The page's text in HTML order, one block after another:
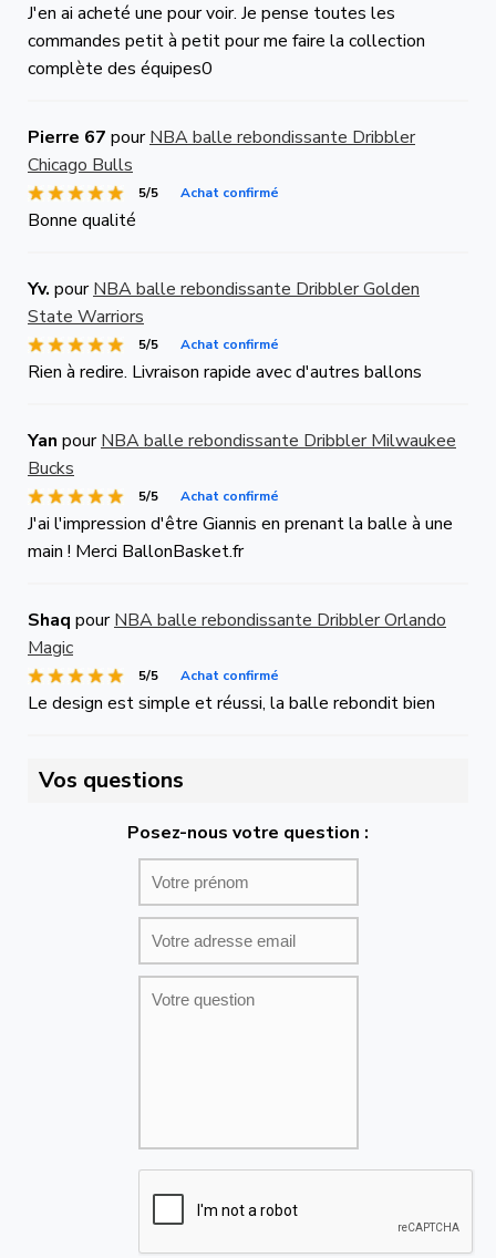
J'en ai acheté une pour voir. Je pense toutes les
commandes petit à petit pour me faire la collection
complète des équipes0
Pierre 67 pourNBA balle rebondissante Dribbler
Chicago Bulls
5/5 Achat confirmé
Bonne qualité
Yv. pourNBA balle rebondissante Dribbler Golden
State Warriors
5/5 Achat confirmé
Rien à redire. Livraison rapide avec d'autres ballons
Yan pourNBA balle rebondissante Dribbler Milwaukee
Bucks
5/5 Achat confirmé
J'ai l'impression d'être Giannis en prenant la balle à une
main ! Merci BallonBasket.fr
Shaq pourNBA balle rebondissante Dribbler Orlando
Magic
5/5 Achat confirmé
Le design est simple et réussi, la balle rebondit bien
Vos questions
Posez-nous votre question :